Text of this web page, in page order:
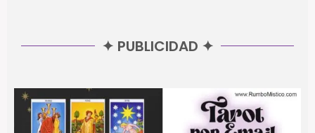
✦ PUBLICIDAD ✦